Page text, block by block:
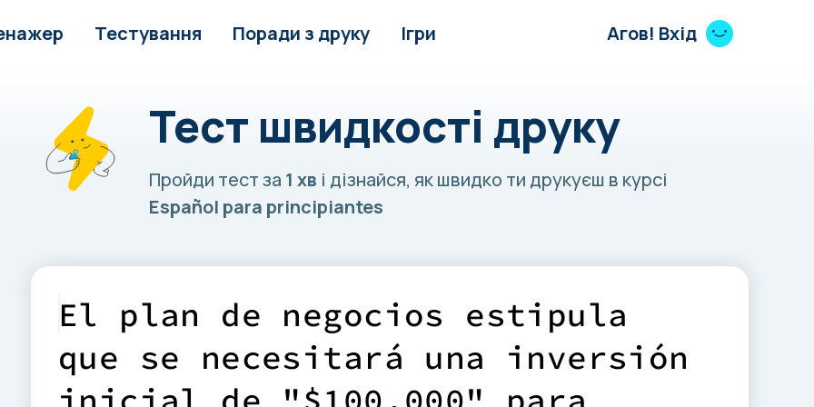
Тестування Поради з друку Ігри Агов! Вхід
Тест швидкості друку
Пройди тест за 1 хв і дізнайся, як швидко ти друкуєш в курсі
Español para principiantes
El plan de negocios esti pula
que se necesitará una i nversi ón